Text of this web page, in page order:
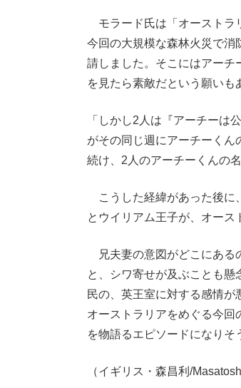
モラード氏は「オーストラ
今回の大規模な森林火災で消
請しました。そこにはアーチ
を見たら素敵だという願いも
「しかし2人は『アーチーは
がその同じ週にアーチーくん
続け、2人のアーチーくんの
こうした経緯があった後に
とウイリアム王子が、オース
兄夫妻の意図がどこにある
と、シワ寄せが及ぶことも
民の、英王室に対する感情が
オーストラリアをめぐる今回
を物語るエピソードになりそ
（イギリス・森昌利/